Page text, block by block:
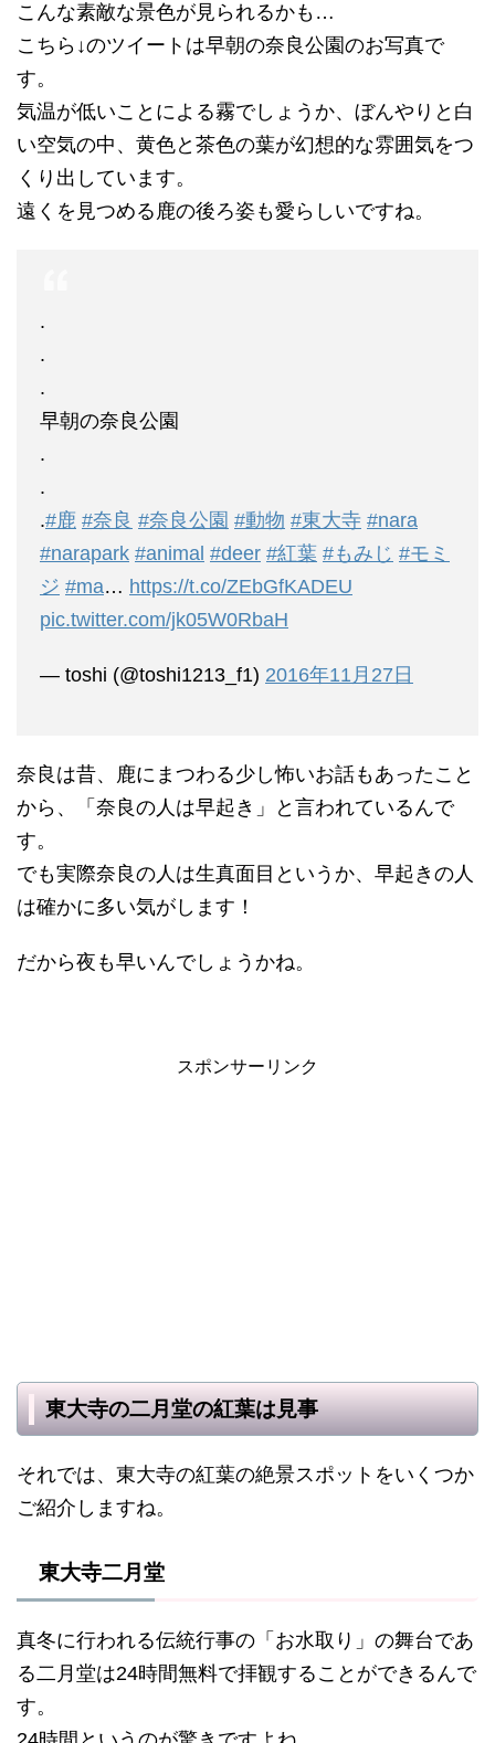
こんな素敵な景色が見られるかも…
こちら↓のツイートは早朝の奈良公園のお写真で
す。
気温が低いことによる霧でしょうか、ぼんやりと白
い空気の中、黄色と茶色の葉が幻想的な雰囲気をつ
くり出しています。
遠くを見つめる鹿の後ろ姿も愛らしいですね。
.
.
.
早朝の奈良公園
.
.
.#鹿 #奈良 #奈良公園 #動物 #東大寺 #nara
#narapark #animal #deer #紅葉 #もみじ #モミ
ジ #ma… https://t.co/ZEbGfKADEU
pic.twitter.com/jk05W0RbaH
— toshi (@toshi1213_f1) 2016年11月27日
奈良は昔、鹿にまつわる少し怖いお話もあったこと
から、「奈良の人は早起き」と言われているんで
す。
でも実際奈良の人は生真面目というか、早起きの人
は確かに多い気がします！
だから夜も早いんでしょうかね。
スポンサーリンク
東大寺の二月堂の紅葉は見事
それでは、東大寺の紅葉の絶景スポットをいくつか
ご紹介しますね。
東大寺二月堂
真冬に行われる伝統行事の「お水取り」の舞台であ
る二月堂は24時間無料で拝観することができるんで
す。